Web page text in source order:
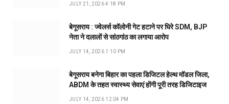
JULY 21, 2026 4:18 PM
बेगूसराय : ज्वेलर्स कॉलोनी गेट हटाने पर घिरे SDM, BJP
नेता ने दलालों से सांठगांठ का लगाया आरोप
JULY 14, 2026 1:10 PM
बेगूसराय बनेगा बिहार का पहला डिजिटल हेल्थ मॉडल जिला,
ABDM के तहत स्वास्थ्य सेवाएं होंगी पूरी तरह डिजिटाइज
JULY 14, 2026 12:04 PM